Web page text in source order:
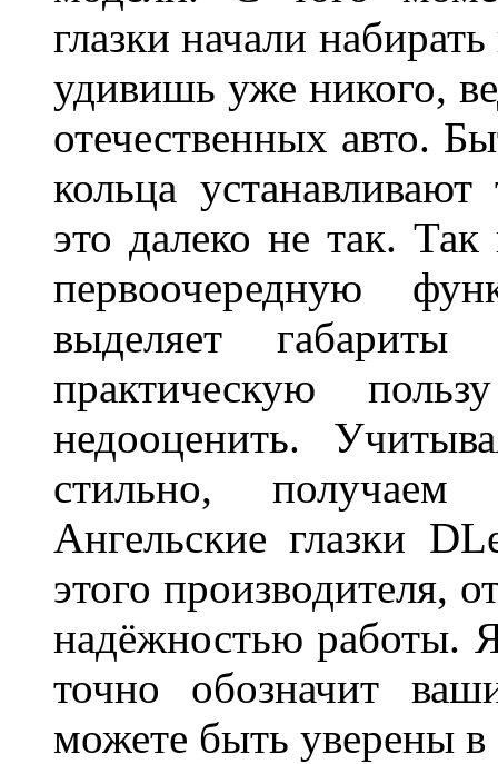
глазки начали
удивишь уже никого,
отечественных авто.
кольца
это далеко не так. Так
первоочередную
выделяет
практическую
недооценить.
стильно,
Ангельские глазки
этого производителя,
надёжностью работы.
точно обозначит
можете быть уверены